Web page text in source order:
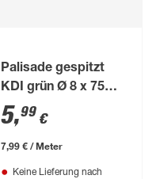
Palisade gespitzt
KDI grün Ø 8 x 75
cm
5,99 €
7,99 € / Meter
Keine Lieferung nach